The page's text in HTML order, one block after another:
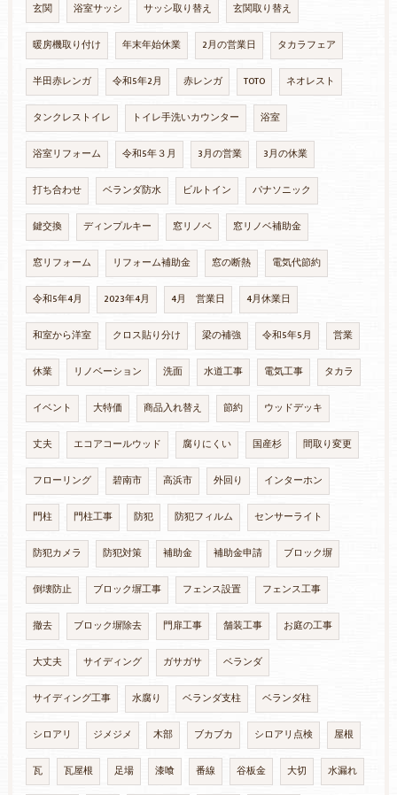
玄関 浴室サッシ サッシ取り替え 玄関取り替え
暖房機取り付け 年末年始休業 2月の営業日 タカラフェア
半田赤レンガ 令和5年2月 赤レンガ TOTO ネオレスト
タンクレストイレ トイレ手洗いカウンター 浴室
浴室リフォーム 令和5年３月 3月の営業 3月の休業
打ち合わせ ベランダ防水 ビルトイン パナソニック
鍵交換 ディンプルキー 窓リノベ 窓リノベ補助金
窓リフォーム リフォーム補助金 窓の断熱 電気代節約
令和5年4月 2023年4月 4月 営業日 4月休業日
和室から洋室 クロス貼り分け 梁の補強 令和5年5月 営業
休業 リノベーション 洗面 水道工事 電気工事 タカラ
イベント 大特価 商品入れ替え 節約 ウッドデッキ
丈夫 エコアコールウッド 腐りにくい 国産杉 間取り変更
フローリング 碧南市 高浜市 外回り インターホン
門柱 門柱工事 防犯 防犯フィルム センサーライト
防犯カメラ 防犯対策 補助金 補助金申請 ブロック塀
倒壊防止 ブロック塀工事 フェンス設置 フェンス工事
撤去 ブロック塀除去 門扉工事 舗装工事 お庭の工事
大丈夫 サイディング ガサガサ ベランダ
サイディング工事 水腐り ベランダ支柱 ベランダ柱
シロアリ ジメジメ 木部 ブカブカ シロアリ点検 屋根
瓦 瓦屋根 足場 漆喰 番線 谷板金 大切 水漏れ